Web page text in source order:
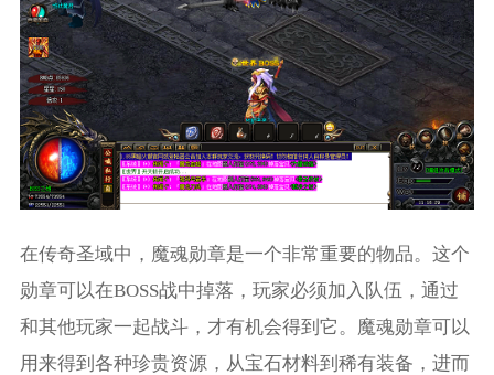
在传奇圣域中，魔魂勋章是一个非常重要的物品。这个
勋章可以在BOSS战中掉落，玩家必须加入队伍，通过
和其他玩家一起战斗，才有机会得到它。魔魂勋章可以
用来得到各种珍贵资源，从宝石材料到稀有装备，进而